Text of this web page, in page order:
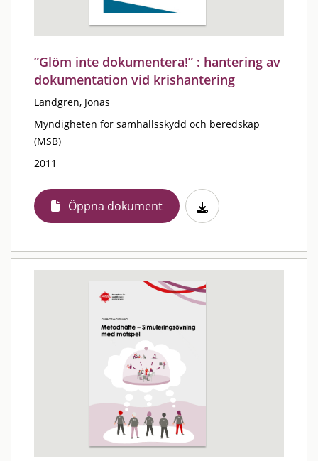
”Glöm inte dokumentera!” : hantering av
dokumentation vid krishantering
Landgren, Jonas
Myndigheten för samhällsskydd och beredskap
(MSB)
2011
Öppna dokument